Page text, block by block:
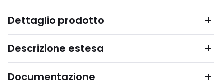
Dettaglio prodotto
Descrizione estesa
Documentazione